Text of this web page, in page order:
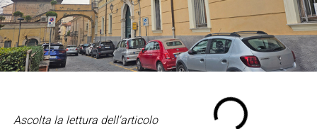
Ascolta la lettura dell'articolo